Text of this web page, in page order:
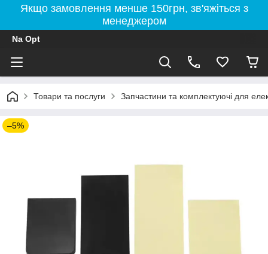
Якщо замовлення менше 150грн, зв'яжіться з
менеджером
Na Opt
Товари та послуги Запчастини та комплектуючі для
–5%